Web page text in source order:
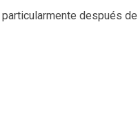
después